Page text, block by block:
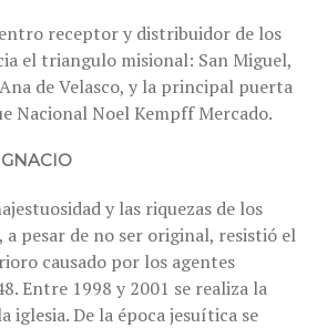
receptor y distribuidor de los
el triangulo misional: San Miguel,
de Velasco, y la principal puerta
Nacional Noel Kempff Mercado.
y las riquezas de los
a pesar de no ser original, resistió el
causado por los agentes
Entre 1998 y 2001 se realiza la
iglesia. De la época jesuítica se